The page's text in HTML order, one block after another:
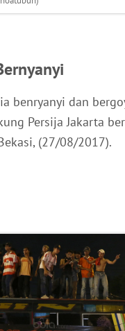
benryanyi dan
Persija Jakarta
(27/08/2017).